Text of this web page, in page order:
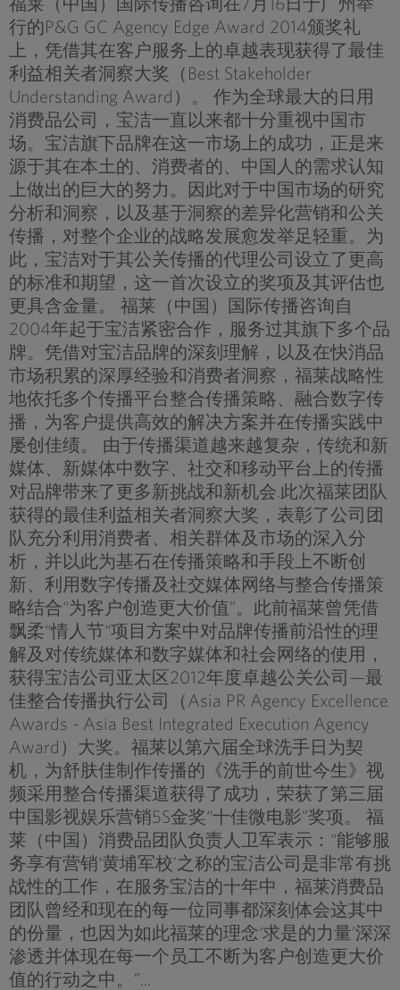
行的P&G GC Agency Edge Award 2014颁奖礼
上，凭借其在客户服务上的卓越表现获得了最佳
利益相关者洞察大奖（Best Stakeholder
Understanding Award）。 作为全球最大的日用
消费品公司，宝洁一直以来都十分重视中国市
场。宝洁旗下品牌在这一市场上的成功，正是来
源于其在本土的、消费者的、中国人的需求认知
上做出的巨大的努力。因此对于中国市场的研究
分析和洞察，以及基于洞察的差异化营销和公关
传播，对整个企业的战略发展愈发举足轻重。为
此，宝洁对于其公关传播的代理公司设立了更高
的标准和期望，这一首次设立的奖项及其评估也
更具含金量。 福莱（中国）国际传播咨询自
2004年起于宝洁紧密合作，服务过其旗下多个品
牌。凭借对宝洁品牌的深刻理解，以及在快消品
市场积累的深厚经验和消费者洞察，福莱战略性
地依托多个传播平台整合传播策略、融合数字传
播，为客户提供高效的解决方案并在传播实践中
屡创佳绩。 由于传播渠道越来越复杂，传统和新
媒体、新媒体中数字、社交和移动平台上的传播
对品牌带来了更多新挑战和新机会.此次福莱团队
获得的最佳利益相关者洞察大奖，表彰了公司团
队充分利用消费者、相关群体及市场的深入分
析，并以此为基石在传播策略和手段上不断创
新、利用数字传播及社交媒体网络与整合传播策
略结合“为客户创造更大价值”。此前福莱曾凭借
飘柔“情人节“项目方案中对品牌传播前沿性的理
解及对传统媒体和数字媒体和社会网络的使用，
获得宝洁公司亚太区2012年度卓越公关公司—最
佳整合传播执行公司（Asia PR Agency Excellence
Awards - Asia Best Integrated Execution Agency
Award）大奖。福莱以第六届全球洗手日为契
机，为舒肤佳制作传播的《洗手的前世今生》视
频采用整合传播渠道获得了成功，荣获了第三届
中国影视娱乐营销5S金奖“十佳微电影”奖项。 福
莱（中国）消费品团队负责人卫军表示：“能够服
务享有营销‘黄埔军校’之称的宝洁公司是非常有挑
战性的工作，在服务宝洁的十年中，福莱消费品
团队曾经和现在的每一位同事都深刻体会这其中
的份量，也因为如此福莱的理念‘求是的力量’深深
渗透并体现在每一个员工不断为客户创造更大价
值的行动之中。”...